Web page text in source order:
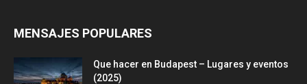
MENSAJES POPULARES
Que hacer en Budapest – Lugares y eventos
(2025)